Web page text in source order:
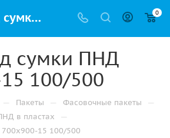
Пакет под сумки ПНД 700х900-15 100/500 купить в Ижевске с доставкой оптом и в розницу 0
сумки ПНД
100/500
— Пакеты — Фасовочные пакеты —
в пластах —
15 100/500